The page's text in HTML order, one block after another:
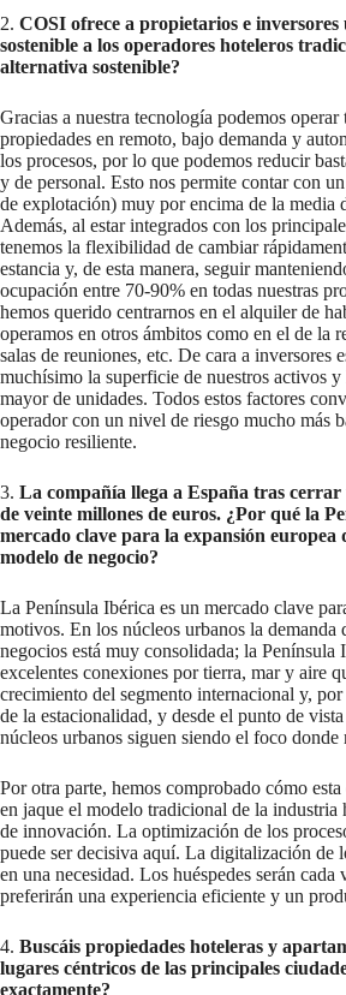
2. COSI ofrece a propietarios e
sostenible a los operadores hoteleros
alternativa sostenible?
Gracias a nuestra tecnología podemos operar
propiedades en remoto, bajo demanda y
los procesos, por lo que podemos reducir
y de personal. Esto nos permite contar con
de explotación) muy por encima de la media
Además, al estar integrados con los
tenemos la flexibilidad de cambiar
estancia y, de esta manera, seguir
ocupación entre 70-90% en todas nuestras
hemos querido centrarnos en el alquiler de
operamos en otros ámbitos como en el de la
salas de reuniones, etc. De cara a inversores
muchísimo la superficie de nuestros activos
mayor de unidades. Todos estos factores
operador con un nivel de riesgo mucho más
negocio resiliente.
3. La compañía llega a España tras
de veinte millones de euros. ¿Por qué la
mercado clave para la expansión europea
modelo de negocio?
La Península Ibérica es un mercado clave
motivos. En los núcleos urbanos la demanda
negocios está muy consolidada; la Península
excelentes conexiones por tierra, mar y aire
crecimiento del segmento internacional y,
de la estacionalidad, y desde el punto de
núcleos urbanos siguen siendo el foco donde
Por otra parte, hemos comprobado cómo
en jaque el modelo tradicional de la industria
de innovación. La optimización de los
puede ser decisiva aquí. La digitalización de
en una necesidad. Los huéspedes serán cada
preferirán una experiencia eficiente y un
4. Buscáis propiedades hoteleras y
lugares céntricos de las principales
exactamente?